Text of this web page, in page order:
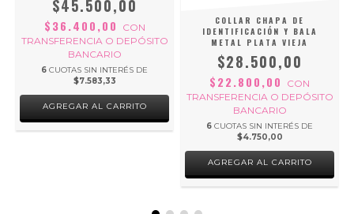
$45.500,00
$36.400,00
CON
TRANSFERENCIA O DEPÓSITO
BANCARIO
6 CUOTAS SIN INTERÉS DE
$7.583,33
AGREGAR AL CARRITO
COLLAR CHAPA DE
IDENTIFICACIÓN Y BALA
METAL PLATA VIEJA
$28.500,00
$22.800,00
CON
TRANSFERENCIA O DEPÓSITO
BANCARIO
6 CUOTAS SIN INTERÉS DE
$4.750,00
AGREGAR AL CARRITO